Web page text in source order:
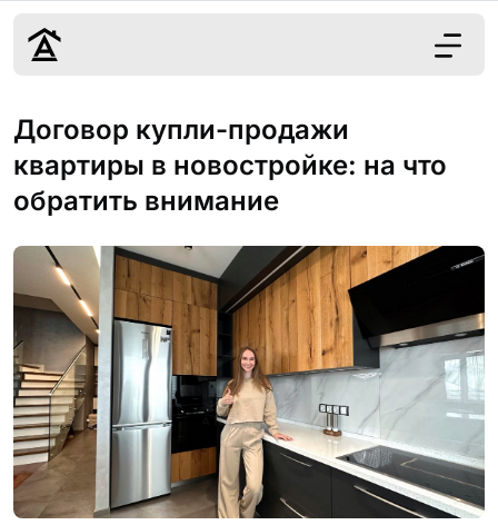
Дизайн
Ремонт
Цены
Наши работы
Контакты
г. Москва
8 (495) 109-
22-59
Обсудить
проект
Договор купли-продажи
квартиры в новостройке: на что
обратить внимание